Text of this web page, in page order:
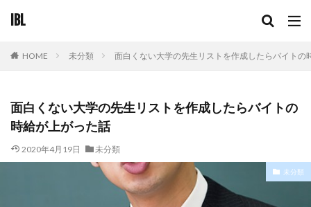
IBL
HOME 未分類 面白くない大学の先生リストを作成したらバイトの
面白くない大学の先生リストを作成したらバイトの
時給が上がった話
2020年4月19日 未分類
未分類